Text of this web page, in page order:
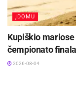
irklavimo
Vaičikonienė,
Vaičikonis ir
ĮDOMU
Kupiškio
čempionato
2026-08-04